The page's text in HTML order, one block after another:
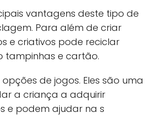
vantagens deste tipo de
Para além de criar
e criativos pode reciclar
tampinhas e cartão.
de jogos. Eles são uma
a criança a adquirir
e podem ajudar na s